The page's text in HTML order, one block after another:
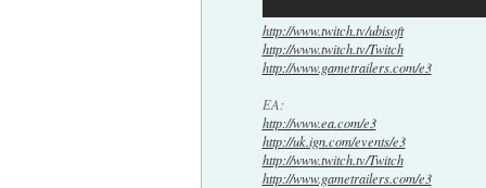
http://www.twitch.tv/ubisoft
http://www.twitch.tv/Twitch
http://www.gametrailers.com/e3
EA:
http://www.ea.com/e3
http://uk.ign.com/events/e3
http://www.twitch.tv/Twitch
http://www.gametrailers.com/e3